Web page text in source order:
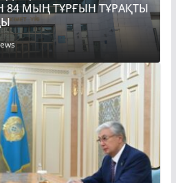
84 МЫҢ ТҰРҒЫН ТҰРАҚТЫ